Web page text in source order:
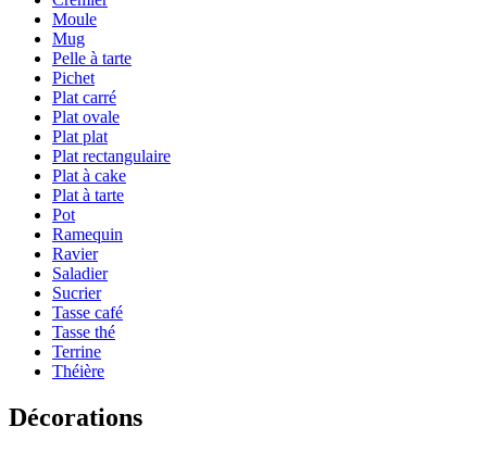
Moule
Mug
Pelle à tarte
Pichet
Plat carré
Plat ovale
Plat plat
Plat rectangulaire
Plat à cake
Plat à tarte
Pot
Ramequin
Ravier
Saladier
Sucrier
Tasse café
Tasse thé
Terrine
Théière
Décorations